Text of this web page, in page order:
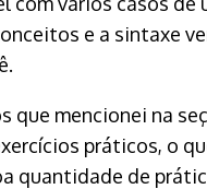
e a sintaxe
que mencionei na
práticos, o
quantidade de